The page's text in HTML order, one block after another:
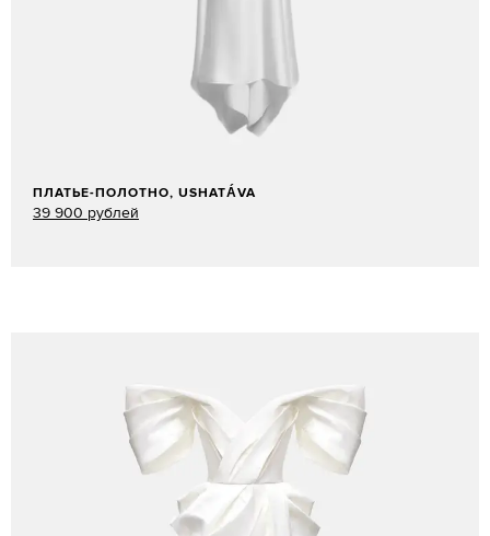
ПЛАТЬЕ-ПОЛОТНО, USHATÁVA
39 900 рублей